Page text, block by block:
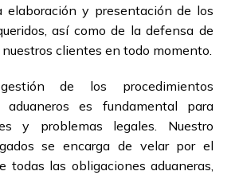
elaboración y presentación de los
así como de la defensa de
clientes en todo momento.
de los procedimientos
aduaneros es fundamental para
y problemas legales. Nuestro
se encarga de velar por el
todas las obligaciones aduaneras,